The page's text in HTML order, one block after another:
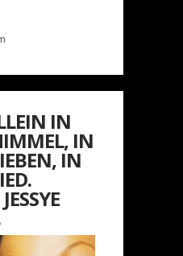
IN
IN
IN